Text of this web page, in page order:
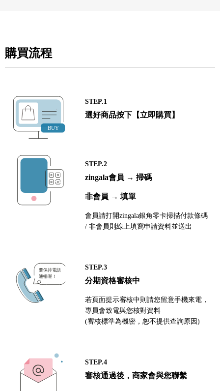
購買流程
STEP.1
選好商品按下【立即購買】
STEP.2
zingala會員 → 掃碼
非會員 → 填單
會員請打開zingala銀角零卡掃描付款條碼
/ 非會員則線上填寫申請資料並送出
STEP.3
分期資格審核中
若頁面提示審核中則請您留意手機來電，
專員會致電與您核對資料
(審核標準為機密，恕不提供查詢原因)
STEP.4
審核通過後，商家會與您聯繫